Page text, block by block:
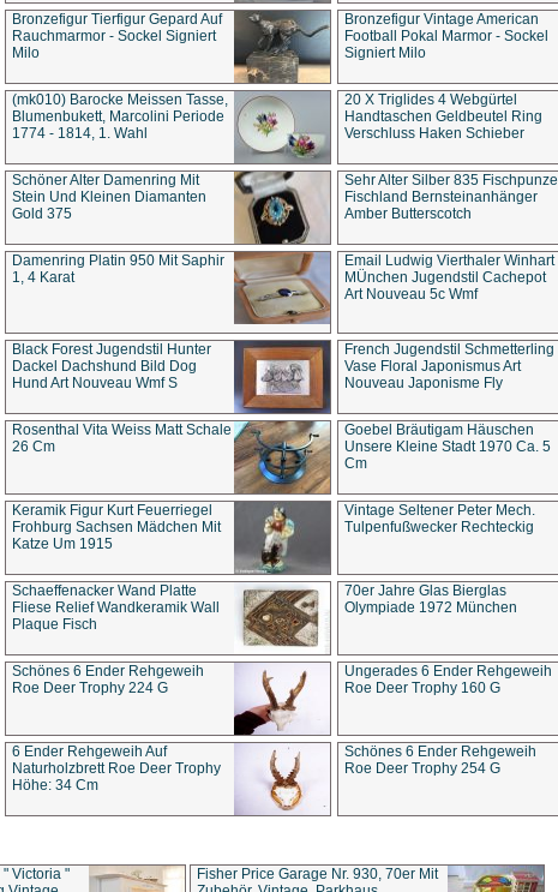
Bronzefigur Tierfigur Gepard Auf
Rauchmarmor - Sockel Signiert
Milo
Bronzefigur Vintage American
Football Pokal Marmor - Sockel
Signiert Milo
(mk010) Barocke Meissen Tasse,
Blumenbukett, Marcolini Periode
1774 - 1814, 1. Wahl
20 X Triglides 4 Webgürtel
Handtaschen Geldbeutel Ring
Verschluss Haken Schieber
Schöner Alter Damenring Mit
Stein Und Kleinen Diamanten
Gold 375
Sehr Alter Silber 835 Fischpunze
Fischland Bernsteinanhänger
Amber Butterscotch
Damenring Platin 950 Mit Saphir
1, 4 Karat
Email Ludwig Vierthaler Winhart
MÜnchen Jugendstil Cachepot
Art Nouveau 5c Wmf
Black Forest Jugendstil Hunter
Dackel Dachshund Bild Dog
Hund Art Nouveau Wmf S
French Jugendstil Schmetterling
Vase Floral Japonismus Art
Nouveau Japonisme Fly
Rosenthal Vita Weiss Matt Schale
26 Cm
Goebel Bräutigam Häuschen
Unsere Kleine Stadt 1970 Ca. 5
Cm
Keramik Figur Kurt Feuerriegel
Frohburg Sachsen Mädchen Mit
Katze Um 1915
Vintage Seltener Peter Mech.
Tulpenfußwecker Rechteckig
Schaeffenacker Wand Platte
Fliese Relief Wandkeramik Wall
Plaque Fisch
70er Jahre Glas Bierglas
Olympiade 1972 München
Schönes 6 Ender Rehgeweih
Roe Deer Trophy 224 G
Ungerades 6 Ender Rehgeweih
Roe Deer Trophy 160 G
6 Ender Rehgeweih Auf
Naturholzbrett Roe Deer Trophy
Höhe: 34 Cm
Schönes 6 Ender Rehgeweih
Roe Deer Trophy 254 G
Victoria "
Fisher Price Garage Nr. 930, 70er Mit